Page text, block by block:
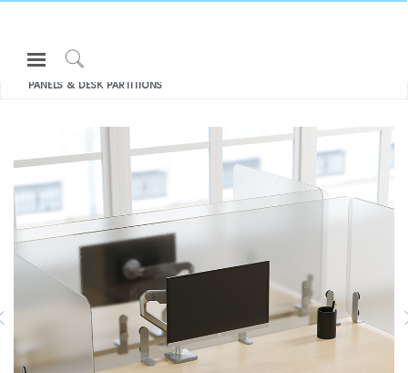
Open
Navigation
Menuto
인체공학
리소스
회사 소개
고객센터
고객지원
SEPARATION PANELS & DESK
PARTITIONS
모두 보기 구획 패널
PANELS & DESK PARTITIONS